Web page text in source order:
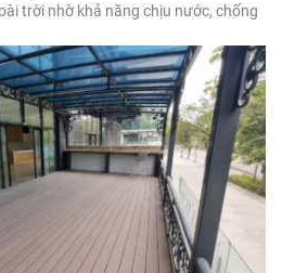
trời nhờ khả năng chịu nước, chống
trội. Dưới đây là công trình thực tế
[…]